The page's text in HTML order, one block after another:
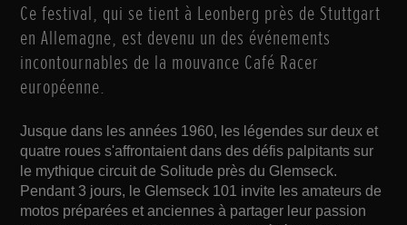
Ce festival, qui se tient à Leonberg près de Stuttgart
en Allemagne, est devenu un des événements
incontournables de la mouvance Café Racer
européenne.
Jusque dans les années 1960, les légendes sur deux et
quatre roues s'affrontaient dans des défis palpitants sur
le mythique circuit de Solitude près du Glemseck.
Pendant 3 jours, le Glemseck 101 invite les amateurs de
motos préparées et anciennes à partager leur passion